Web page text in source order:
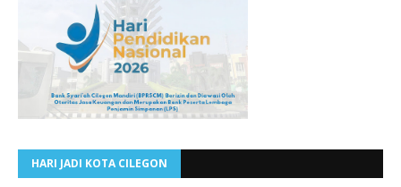
HARI JADI KOTA CILEGON